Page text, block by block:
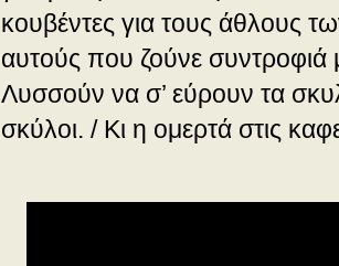
κουβέντες για τους άθλους
αυτούς που ζούνε συντροφιά
Λυσσούν να σ’ εύρουν τα
σκύλοι. / Κι η ομερτά στις